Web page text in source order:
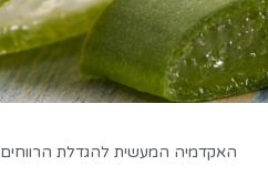
האקדמיה המעשית להגדלת הרווחים